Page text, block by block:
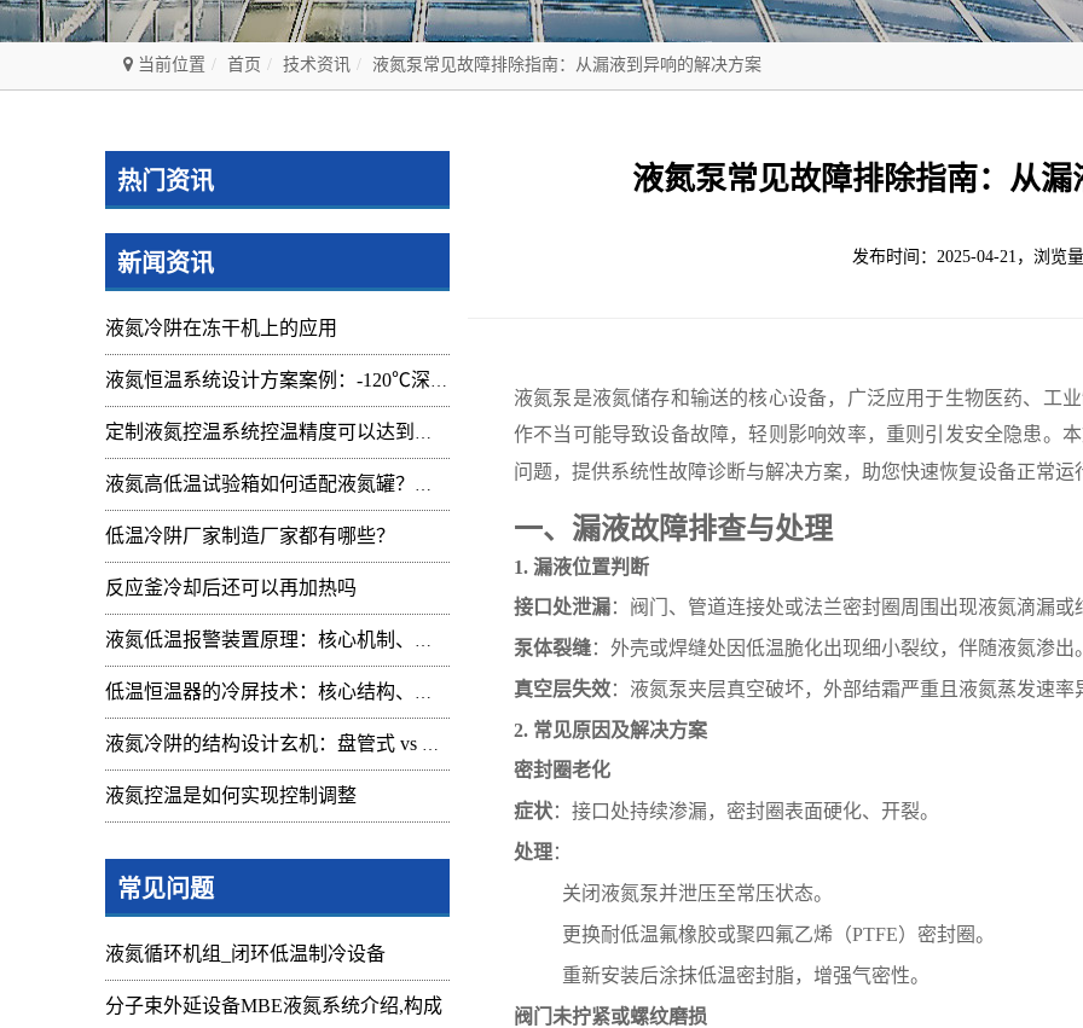
当前位置 首页 技术资讯 液氮泵常见故障排除指南：从漏液到异响的解决方案
热门资讯
新闻资讯
液氮冷阱在冻干机上的应用
液氮恒温系统设计方案案例：-120℃深冷控温装置实操记录
定制液氮控温系统控温精度可以达到的范围及应用
液氮高低温试验箱如何适配液氮罐？核心要点与实操指南
低温冷阱厂家制造厂家都有哪些？
反应釜冷却后还可以再加热吗
液氮低温报警装置原理：核心机制、组成与应用解析
低温恒温器的冷屏技术：核心结构、功能与设计解析
液氮冷阱的结构设计玄机：盘管式 vs 腔体式，哪种捕集效率更高
液氮控温是如何实现控制调整
常见问题
液氮循环机组_闭环低温制冷设备
分子束外延设备MBE液氮系统介绍,构成
液氮泵常见故障排除指南：从
发布时间：2025-04-21，浏览
液氮泵是液氮储存和输送的核心设备，广泛应用于生物医药、工
作不当可能导致设备故障，轻则影响效率，重则引发安全隐患。
问题，提供系统性故障诊断与解决方案，助您快速恢复设备正常运
一、漏液故障排查与处理
1. 漏液位置判断
接口处泄漏：阀门、管道连接处或法兰密封圈周围出现液氮滴漏或
泵体裂缝：外壳或焊缝处因低温脆化出现细小裂纹，伴随液氮渗出。
真空层失效：液氮泵夹层真空破坏，外部结霜严重且液氮蒸发速率
2. 常见原因及解决方案
密封圈老化
症状：接口处持续渗漏，密封圈表面硬化、开裂。
处理：
关闭液氮泵并泄压至常压状态。
更换耐低温氟橡胶或聚四氟乙烯（PTFE）密封圈。
重新安装后涂抹低温密封脂，增强气密性。
阀门未拧紧或螺纹磨损